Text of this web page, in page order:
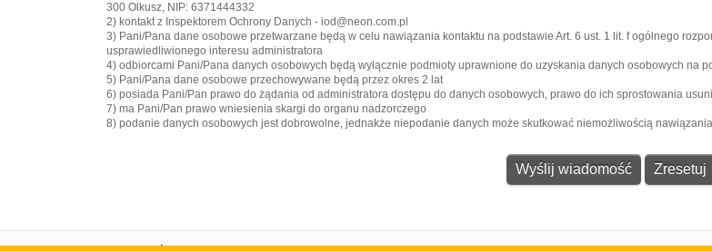
300 Olkusz, NIP: 6371444332
2) kontakt z Inspektorem Ochrony Danych - iod@neon.com.pl
3) Pani/Pana dane osobowe przetwarzane będą w celu nawiązania kontaktu na podstawie Art. 6 ust. 1 lit. f ogólnego
usprawiedliwionego interesu administratora
4) odbiorcami Pani/Pana danych osobowych będą wyłącznie podmioty uprawnione do uzyskania danych osobowych na
5) Pani/Pana dane osobowe przechowywane będą przez okres 2 lat
6) posiada Pani/Pan prawo do żądania od administratora dostępu do danych osobowych, prawo do ich sprostowania
7) ma Pani/Pan prawo wniesienia skargi do organu nadzorczego
8) podanie danych osobowych jest dobrowolne, jednakże niepodanie danych może skutkować niemożliwością